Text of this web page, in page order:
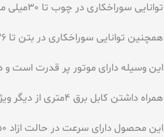
توانایی سوراخکاری در چوب تا 30میلی متر را دارد و توانایی سوراخکاری در فلز 13میلیمتر را دارد
همچنین توانایی سوراخکاری در بتن تا 26میلیمتر را دارد و دارای دسته ارگونومیک می باشد و توانایی چکشی بودن دارد
این وسیله دارای موتور پر قدرت است و دارای قدرت 725 وات می باشد و دارای
همراه داشتن کابل برق 4متری از دیگر ویژگی این محصول می باشد و خوشدست و کاربری اسان دارد
این محصول دارای سرعت در حالت ازاد 1250-0 دور در دقیقه است و دارای وزن 6.7کیلوگرم می باشد